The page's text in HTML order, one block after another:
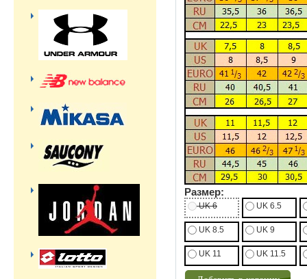
Размер:
UK 6 UK 6.5
UK 8.5 UK 9
UK 11 UK 11.5